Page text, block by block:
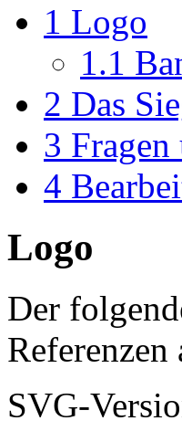
1 Logo
1.1
2 Das
3
4
Logo
Der
SVG-